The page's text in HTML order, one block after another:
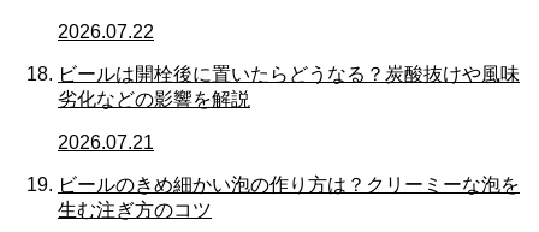
2026.07.22
ビールは開栓後に置いたらどうなる？炭酸抜けや風味
劣化などの影響を解説
2026.07.21
ビールのきめ細かい泡の作り方は？クリーミーな泡を
生む注ぎ方のコツ